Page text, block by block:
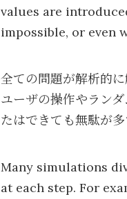
values are
impossible, or even
全ての問題が解析的
ユーザの操作やラン
たはできても無駄が多
Many simulations
at each step. For